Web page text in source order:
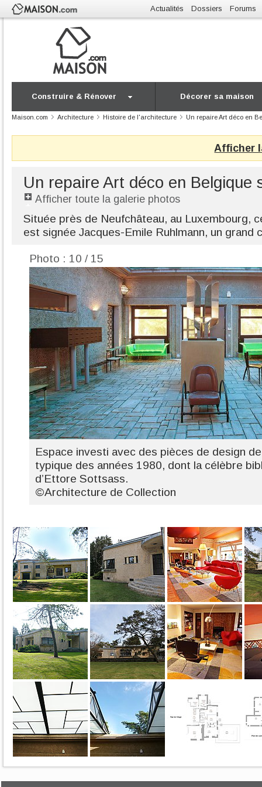
Actualités Dossiers Forums
Construire & Rénover Décorer sa maison
Maison.com Architecture Histoire de l'architecture Un repaire Art déco en
Afficher
Un repaire Art déco en Belgique
Afficher toute la galerie photos
Située près de Neufchâteau, au Luxembourg,
est signée Jacques-Emile Ruhlmann, un grand
Photo : 10 / 15
Espace investi avec des pièces de design
typique des années 1980, dont la célèbre
d’Ettore Sottsass.
©Architecture de Collection